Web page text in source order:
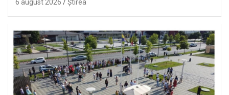
6 august 2026 Ştirea